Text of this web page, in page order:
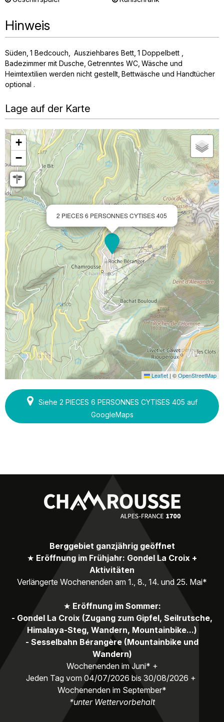
Hinweis
Süden 1 Bedcouch Ausziehbares Bett 1 Doppelbett
Badezimmer mit Dusche Getrenntes WC Wäsche und
Heimtextilien werden nicht gestellt Bettwäsche und Handtücher
optional
Lage auf der Karte
2 PIECES 6 PERSONNES CYTISES 405
+
−
Leaflet | ©OpenStreetMap
Siehe 2 PIECES 6 PERSONNES CYTISES 405 auf
GoogleMaps
Berggebiet ganzjährig geöffnet
★ Eröffnung im Frühjahr: Gondel La Croix +
Aktivitäten
Verlängerte Wochenenden am 1., 8., 14. und 25. Mai*
★ Eröffnung im Sommer:
- Gondel La Croix (Zugang zum Gipfel, Seilrutsche,
Himalaya-Steg, Wandern, Mountainbike...)
- Sesselbahn Bérangère (Mountainbike und
Wandern)
Wochenenden im Juni* +
Jeden Tag vom 04/07/2026 bis 30/08/2026 +
Wochenenden im September*
*unter Wettervorbehalt